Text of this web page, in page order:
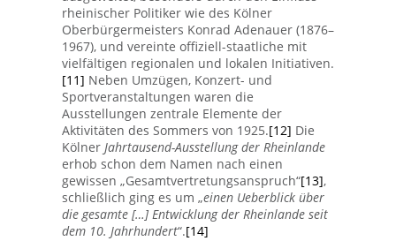
rheinischer Politiker wie des Kölner
Oberbürgermeisters Konrad Adenauer (1876–
1967), und vereinte offiziell-staatliche mit
vielfältigen regionalen und lokalen Initiativen.
[11] Neben Umzügen, Konzert- und
Sportveranstaltungen waren die
Ausstellungen zentrale Elemente der
Aktivitäten des Sommers von 1925.[12] Die
Kölner Jahrtausend-Ausstellung der Rheinlande
erhob schon dem Namen nach einen
gewissen „Gesamtvertretungsanspruch“[13],
schließlich ging es um „einen Ueberblick über
die gesamte […] Entwicklung der Rheinlande seit
dem 10. Jahrhundert“.[14]